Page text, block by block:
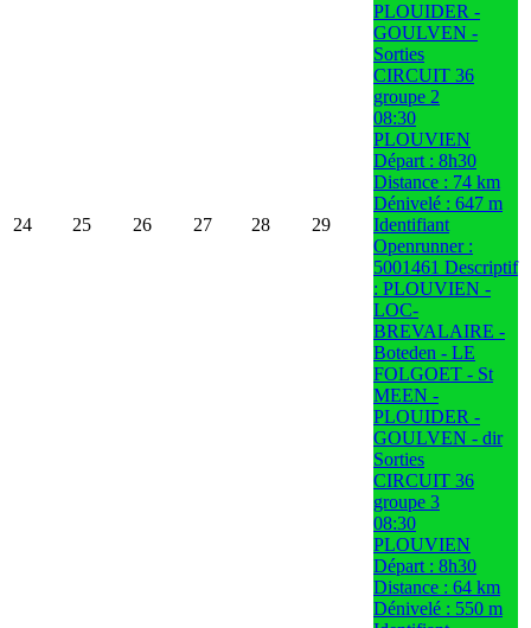
24 25 26 27 28 29
PLOUIDER -
GOULVEN -
Sorties
CIRCUIT 36
groupe 2
08:30
PLOUVIEN
Départ : 8h30
Distance : 74 km
Dénivelé : 647 m
Identifiant
Openrunner :
5001461 Descriptif
: PLOUVIEN -
LOC-
BREVALAIRE -
Boteden - LE
FOLGOET - St
MEEN -
PLOUIDER -
GOULVEN - dir
Sorties
CIRCUIT 36
groupe 3
08:30
PLOUVIEN
Départ : 8h30
Distance : 64 km
Dénivelé : 550 m